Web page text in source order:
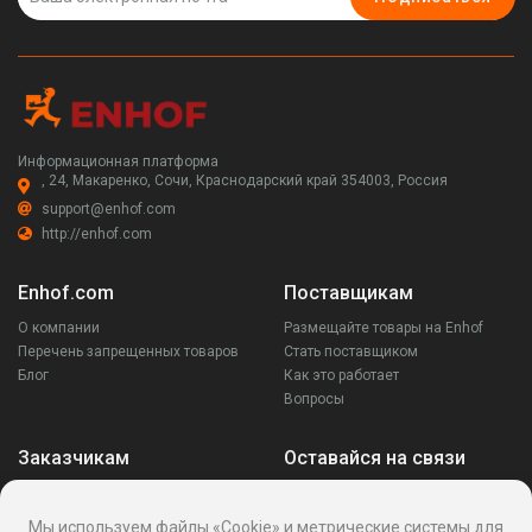
Информационная платформа
, 24, Макаренко, Сочи, Краснодарский край 354003, Россия
support@enhof.com
http://enhof.com
Enhof.com
О компании
Перечень запрещенных товаров
Блог
Поставщикам
Размещайте товары на Enhof
Стать поставщиком
Как это работает
Вопросы
Заказчикам
Ваши запросы
Оставайся на связи
Мы используем файлы «Cookie» и метрические системы для